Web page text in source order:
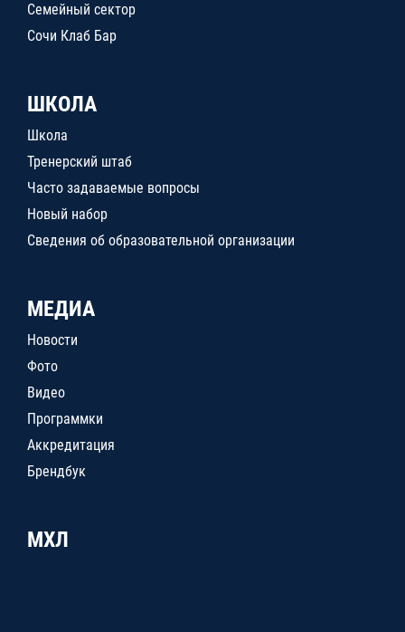
Семейный сектор
Сочи Клаб Бар
ШКОЛА
Школа
Тренерский штаб
Часто задаваемые вопросы
Новый набор
Сведения об образовательной организации
МЕДИА
Новости
Фото
Видео
Программки
Аккредитация
Брендбук
МХЛ